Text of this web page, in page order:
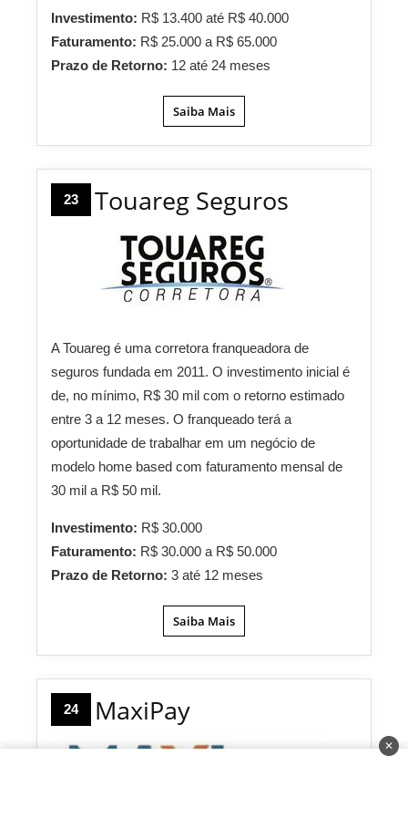
Investimento: R$ 13.400 até R$ 40.000
Faturamento: R$ 25.000 a R$ 65.000
Prazo de Retorno: 12 até 24 meses
Saiba Mais
23 Touareg Seguros
A Touareg é uma corretora franqueadora de
seguros fundada em 2011. O investimento inicial é
de, no mínimo, R$ 30 mil com o retorno estimado
entre 3 a 12 meses. O franqueado terá a
oportunidade de trabalhar em um negócio de
modelo home based com faturamento mensal de
30 mil a R$ 50 mil.
Investimento: R$ 30.000
Faturamento: R$ 30.000 a R$ 50.000
Prazo de Retorno: 3 até 12 meses
Saiba Mais
24 MaxiPay
✕